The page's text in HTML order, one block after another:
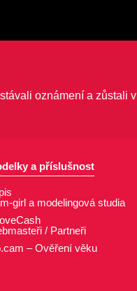
oznámení a zůstali v
a příslušnost
girl a modelingová studia
/ Partneři
– Ověření věku